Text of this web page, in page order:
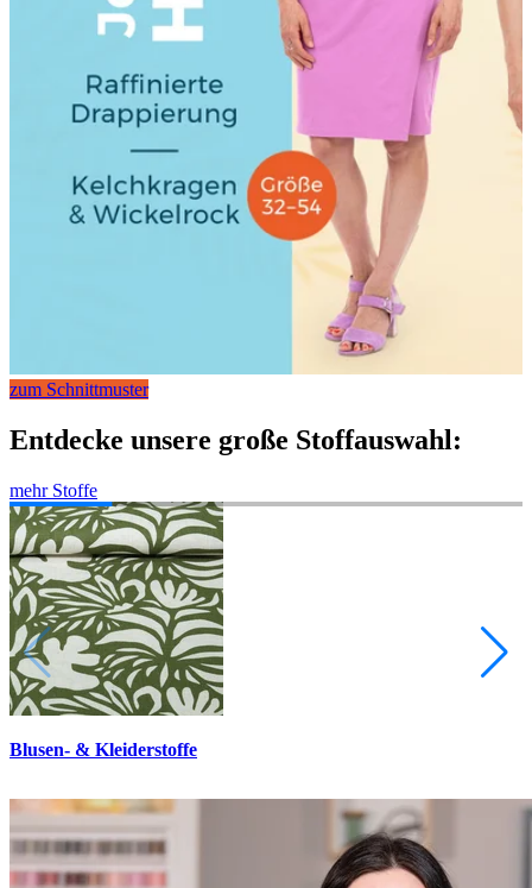
zum Schnittmuster
Entdecke unsere große Stoffauswahl:
mehr Stoffe
Blusen- & Kleiderstoffe